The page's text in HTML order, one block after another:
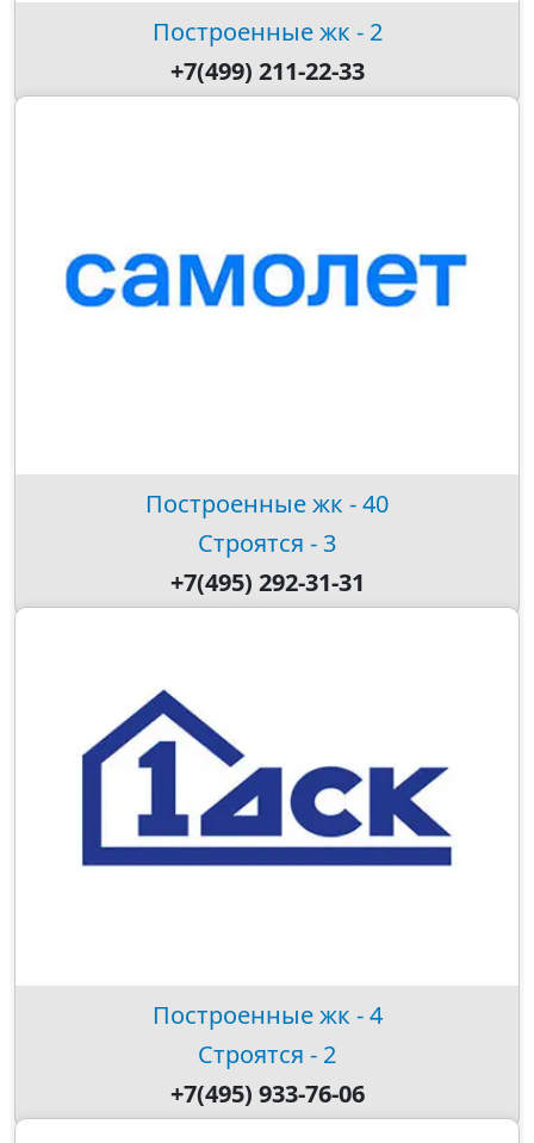
Построенные жк - 2
+7(499) 211-22-33
Построенные жк - 40
Строятся - 3
+7(495) 292-31-31
Построенные жк - 4
Строятся - 2
+7(495) 933-76-06